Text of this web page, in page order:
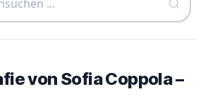
von Sofia Coppola –